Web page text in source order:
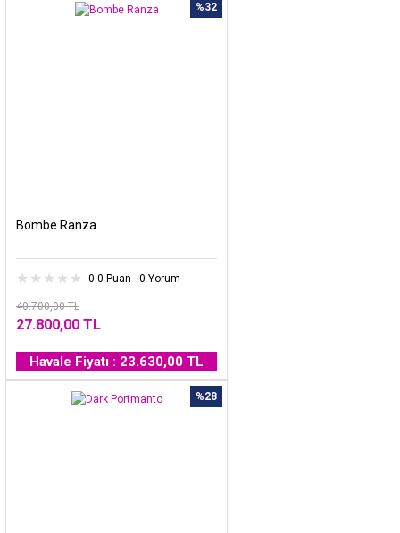
%32
Bombe Ranza
0.0 Puan - 0 Yorum
40.700,00 TL
27.800,00 TL
Havale Fiyatı : 23.630,00 TL
%28